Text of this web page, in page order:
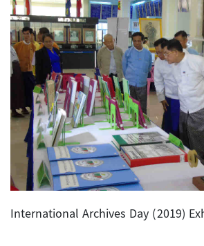
International Archives Day (2019)